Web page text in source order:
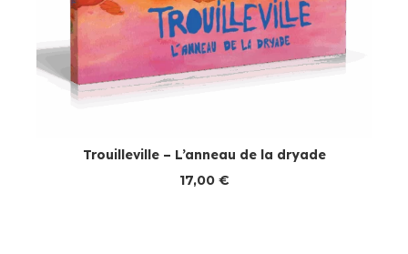
Trouilleville – L’anneau de la dryade
17,00 €